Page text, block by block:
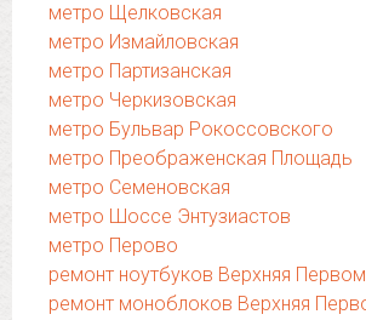
метро Щелковская
метро Измайловская
метро Партизанская
метро Черкизовская
метро Бульвар Рокоссовского
метро Преображенская Площадь
метро Семеновская
метро Шоссе Энтузиастов
метро Перово
ремонт ноутбуков Верхняя
ремонт моноблоков Верхняя